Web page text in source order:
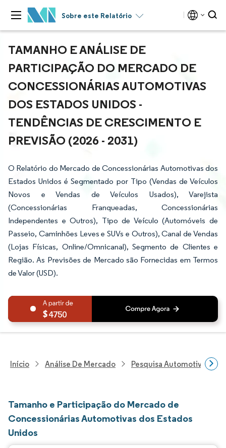
Sobre este Relatório
TAMANHO E ANÁLISE DE
PARTICIPAÇÃO DO MERCADO DE
CONCESSIONÁRIAS AUTOMOTIVAS
DOS ESTADOS UNIDOS -
TENDÊNCIAS DE CRESCIMENTO E
PREVISÃO (2026 - 2031)
O Relatório do Mercado de Concessionárias Automotivas dos
Estados Unidos é Segmentado por Tipo (Vendas de Veículos
Novos e Vendas de Veículos Usados), Varejista
(Concessionárias Franqueadas, Concessionárias
Independentes e Outros), Tipo de Veículo (Automóveis de
Passeio, Caminhões Leves e SUVs e Outros), Canal de Vendas
(Lojas Físicas, Online/Omnicanal), Segmento de Clientes e
Região. As Previsões de Mercado são Fornecidas em Termos
de Valor (USD).
4750
Início Análise De Mercado Pesquisa Automotiva
Tamanho e Participação do Mercado de
Concessionárias Automotivas dos Estados
Unidos